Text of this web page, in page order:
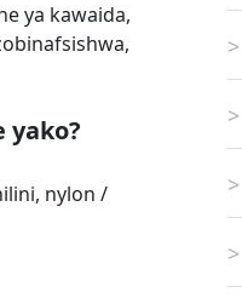
ya kawaida,
yako?
nylon /